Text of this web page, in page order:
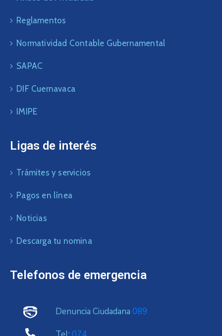
Reglamentos
Normatividad Contable Gubernamental
SAPAC
DIF Cuernavaca
IMIPE
Ligas de interés
Trámites y servicios
Pagos en línea
Noticias
Descarga tu nomina
Telefonos de emergencia
Denuncia Ciudadana 089